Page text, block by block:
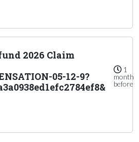
2026 Claim
05-12-9?
1
month
before